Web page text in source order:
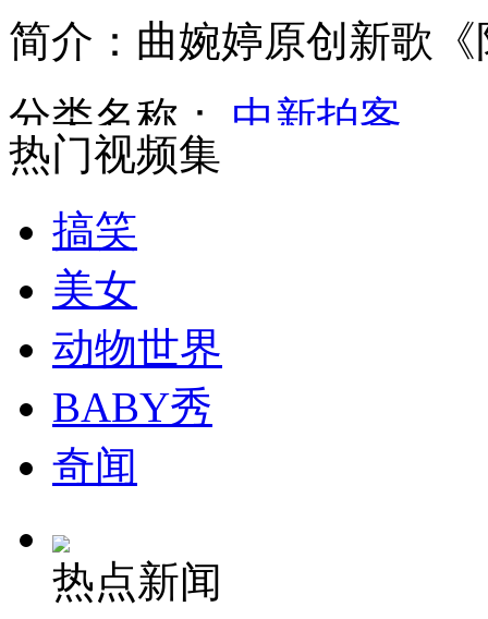
街头实验：如果有小男孩请你帮他买套 你会怎么做？
老外蹭公交坐过站抢方向盘
美记者讲述被绑真实经历:极端武装在"收集"美国人
美遭极端组织杀害记者弗利的最后一封信
山西运城恶犬咬伤多人 警民合力深夜将其击毙
女孩北京地铁殴打老人 痛下狠手拳打脚踢
简介：曲婉婷原创新歌
分类名称： 中新拍客
热门视频集
搞笑
美女
动物世界
BABY秀
奇闻
热点新闻